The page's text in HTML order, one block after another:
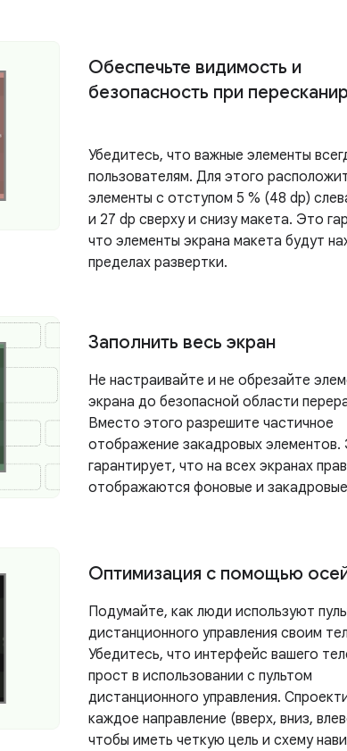
Обеспечьте видимость и
безопасность при
Убедитесь, что важные элементы
пользователям. Для этого
элементы с отступом 5 % (48 dp)
и 27 dp сверху и снизу макета. Это
что элементы экрана макета будут
пределах развертки.
Заполнить весь экран
Не настраивайте и не обрезайте
экрана до безопасной области
Вместо этого разрешите частичное
отображение закадровых элементов.
гарантирует, что на всех экранах
отображаются фоновые и
Оптимизация с помощью
Подумайте, как люди используют
дистанционного управления своим
Убедитесь, что интерфейс вашего
прост в использовании с пультом
дистанционного управления.
каждое направление (вверх, вниз,
чтобы иметь четкую цель и схему